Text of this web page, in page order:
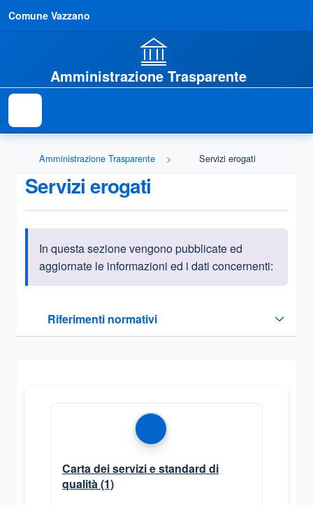
Comune Vazzano
Amministrazione Trasparente
Amministrazione Trasparente Servizi erogati
Servizi erogati
Informazioni introduttive
In questa sezione vengono pubblicate ed
aggiornate le informazioni ed i dati concernenti:
Riferimenti normativi
Sezione compressa
Carta dei servizi e standard di
qualità (1)